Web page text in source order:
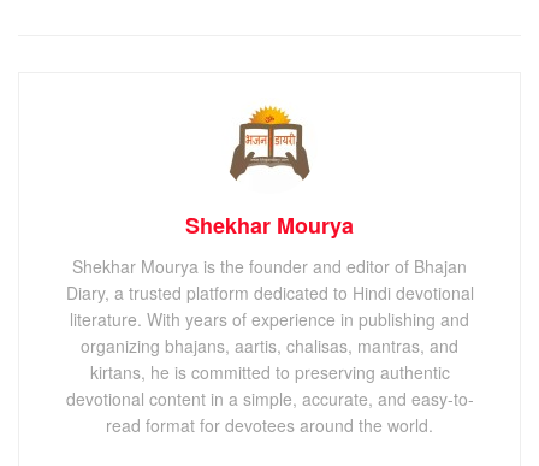
Shekhar Mourya
Shekhar Mourya is the founder and editor of Bhajan
Diary, a trusted platform dedicated to Hindi devotional
literature. With years of experience in publishing and
organizing bhajans, aartis, chalisas, mantras, and
kirtans, he is committed to preserving authentic
devotional content in a simple, accurate, and easy-to-
read format for devotees around the world.